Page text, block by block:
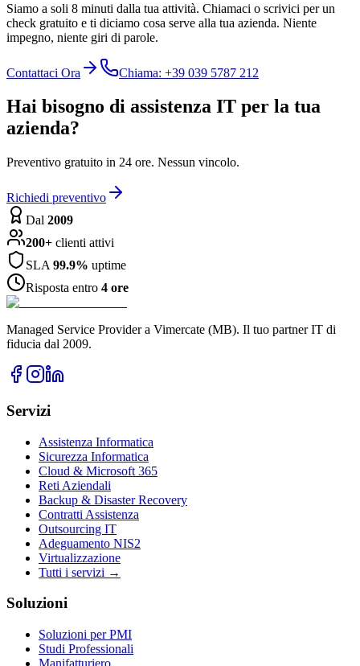
Siamo a soli 8 minuti dalla tua attività. Chiamaci o scrivici per un
check gratuito e ti diciamo cosa serve alla tua azienda. Niente
impegno, niente giri di parole.
Contattaci Ora Chiama: +39 039 5787 212
Hai bisogno di assistenza IT per la tua
azienda?
Preventivo gratuito in 24 ore. Nessun vincolo.
Richiedi preventivo
Dal 2009
200+ clienti attivi
SLA 99.9% uptime
Risposta entro 4 ore
Managed Service Provider a Vimercate (MB). Il tuo partner IT di
fiducia dal 2009.
Servizi
Assistenza Informatica
Sicurezza Informatica
Cloud & Microsoft 365
Reti Aziendali
Backup & Disaster Recovery
Contratti Assistenza
Outsourcing IT
Adeguamento NIS2
Virtualizzazione
Tutti i servizi →
Soluzioni
Soluzioni per PMI
Studi Professionali